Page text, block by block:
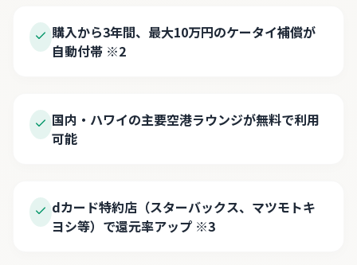
購入から3年間、最大10万円のケータイ補償が
自動付帯 ※2
国内・ハワイの主要空港ラウンジが無料で利用
可能
dカード特約店（スターバックス、マツモトキ
ヨシ等）で還元率アップ ※3